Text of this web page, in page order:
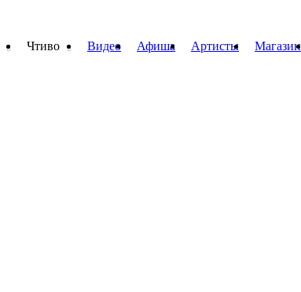
Чтиво Видео Афиша Артисты Магазин